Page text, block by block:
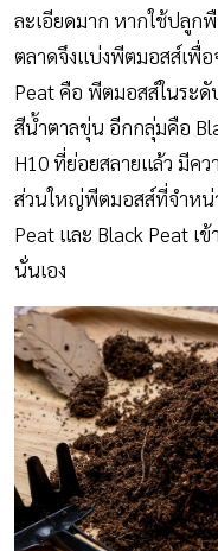
ละเอียดมาก หากใช้ปลูก
ตลาดจึงแบ่งพีตมอสส์เพื่
Peat คือ พีตมอสส์ในระดั
สีน้ำตาลขุ่น อีกกลุ่มคือ
H10 ที่ย่อยสลายแล้ว มีค
ส่วนใหญ่พีตมอสส์ที่จำหน่
Peat และ Black Peat
นั่นเอง